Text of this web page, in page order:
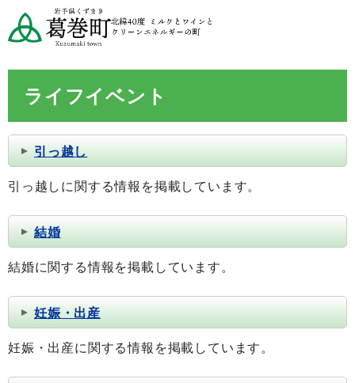
ライフイベント
引っ越し
引っ越しに関する情報を掲載しています。
結婚
結婚に関する情報を掲載しています。
妊娠・出産
妊娠・出産に関する情報を掲載しています。